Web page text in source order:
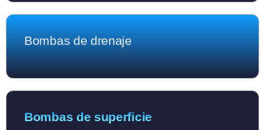
Bombas de drenaje
Bombas de superficie